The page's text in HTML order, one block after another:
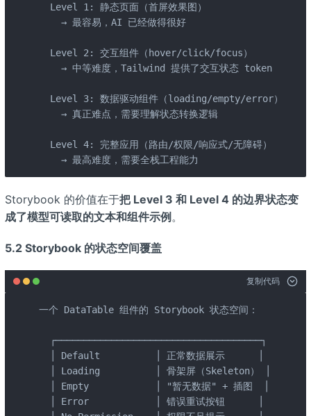
  Level 1: 静态页面（首屏效果图）
    → 最容易，AI 已经做得很好
  Level 2: 交互组件（hover/click/focus）
    → 中等难度，Tailwind 提供了交互状态 token
  Level 3: 数据驱动组件（loading/empty/error）
    → 真正难点，需要理解状态转换逻辑
  Level 4: 完整应用（路由/权限/响应式/无障碍）
    → 最高难度，需要全栈工程能力
Storybook 的价值在于把 Level 3 和 Level 4 的边界状态变
成了模型可读取的文本和组件示例。
5.2 Storybook 的状态空间覆盖
复制代码
一个 DataTable 组件的 Storybook 状态空间：
  ┌─────────────────────────────────────┐
  │ Default          │ 正常数据展示      │
  │ Loading          │ 骨架屏（Skeleton） │
  │ Empty            │ "暂无数据" + 插图  │
  │ Error            │ 错误重试按钮      │